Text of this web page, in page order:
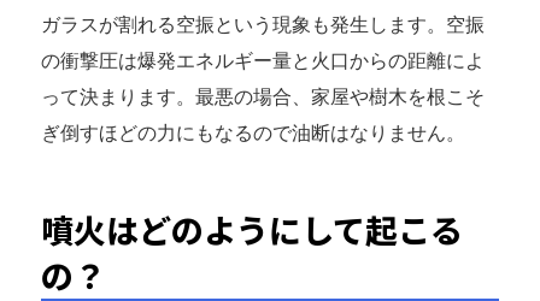
ガラスが割れる空振という現象も発生します。空振
の衝撃圧は爆発エネルギー量と火口からの距離によ
って決まります。最悪の場合、家屋や樹木を根こそ
ぎ倒すほどの力にもなるので油断はなりません。
噴火はどのようにして起こる
の？